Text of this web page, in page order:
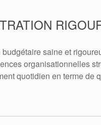
saine et
organisationnelles
quotidien en terme de